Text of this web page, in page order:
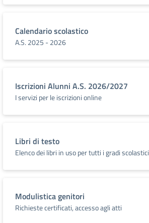
Calendario scolastico
A.S. 2025 - 2026
Iscrizioni Alunni A.S. 2026/2027
I servizi per le iscrizioni online
Libri di testo
Elenco dei libri in uso per tutti i gradi scolastici
Modulistica genitori
Richieste certificati, accesso agli atti